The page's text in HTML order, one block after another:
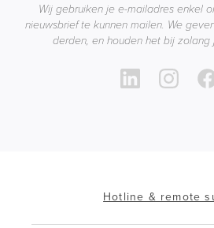
Wij gebruiken je e-mailadres enkel
nieuwsbrief te kunnen mailen. We
derden, en houden het bij zolang
Hotline & remote